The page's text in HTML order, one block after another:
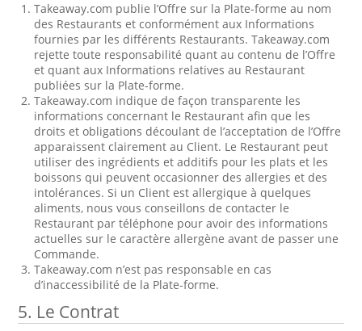
Takeaway.com publie l’Offre sur la Plate-forme au nom
des Restaurants et conformément aux Informations
fournies par les différents Restaurants. Takeaway.com
rejette toute responsabilité quant au contenu de l’Offre
et quant aux Informations relatives au Restaurant
publiées sur la Plate-forme.
Takeaway.com indique de façon transparente les
informations concernant le Restaurant afin que les
droits et obligations découlant de l’acceptation de l’Offre
apparaissent clairement au Client. Le Restaurant peut
utiliser des ingrédients et additifs pour les plats et les
boissons qui peuvent occasionner des allergies et des
intolérances. Si un Client est allergique à quelques
aliments, nous vous conseillons de contacter le
Restaurant par téléphone pour avoir des informations
actuelles sur le caractère allergène avant de passer une
Commande.
Takeaway.com n’est pas responsable en cas
d’inaccessibilité de la Plate-forme.
5. Le Contrat